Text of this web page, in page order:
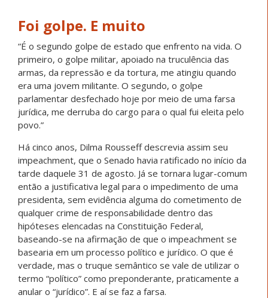
Foi golpe. E muito
“É o segundo golpe de estado que enfrento na vida. O
primeiro, o golpe militar, apoiado na truculência das
armas, da repressão e da tortura, me atingiu quando
era uma jovem militante. O segundo, o golpe
parlamentar desfechado hoje por meio de uma farsa
jurídica, me derruba do cargo para o qual fui eleita pelo
povo.”
Há cinco anos, Dilma Rousseff descrevia assim seu
impeachment, que o Senado havia ratificado no início da
tarde daquele 31 de agosto. Já se tornara lugar-comum
então a justificativa legal para o impedimento de uma
presidenta, sem evidência alguma do cometimento de
qualquer crime de responsabilidade dentro das
hipóteses elencadas na Constituição Federal,
baseando-se na afirmação de que o impeachment se
basearia em um processo político e jurídico. O que é
verdade, mas o truque semântico se vale de utilizar o
termo “político” como preponderante, praticamente a
anular o “jurídico”. E aí se faz a farsa.